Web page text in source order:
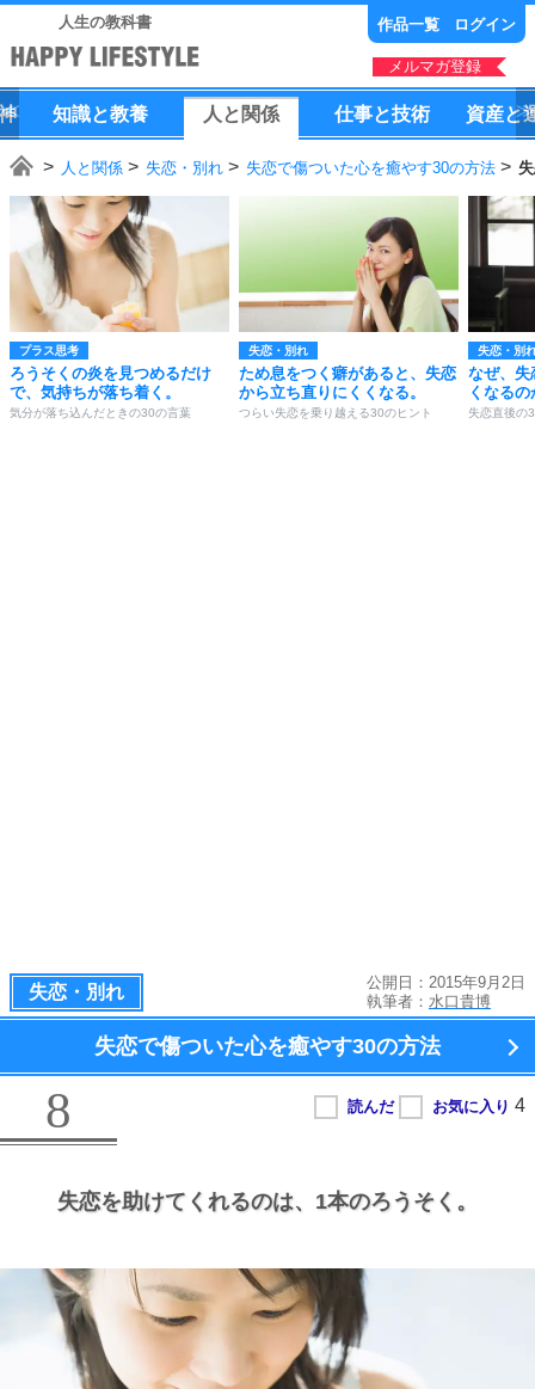
人生の教科書 作品一覧 ログイン
メルマガ登録
知識と教養 人 と 関係 仕事と技術 資産と
人と関係 失恋・別れ 失恋で傷ついた心を癒やす30の方法
プラス思考
ろうそくの炎を見つめるだけ
で、気持ちが落ち着く。
気分が落ち込んだときの30の言葉
失恋・別れ
ため息をつく癖があると、失恋
から立ち直りにくくなる。
つらい失恋を乗り越える30のヒント
失恋・別
なぜ、失
くなるの
失恋直後の
失恋・別れ
公開日：2015年9月2日
執筆者： 水口貴博
失恋で傷ついた心を癒やす30の方法
8
失恋を助けてくれるのは、 1本のろうそく。